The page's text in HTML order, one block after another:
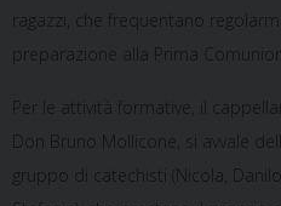
ragazzi, che frequentano
preparazione alla Prima
Per le attività formative, il
Don Bruno Mollicone, si avvale
gruppo di catechisti (Nicola,